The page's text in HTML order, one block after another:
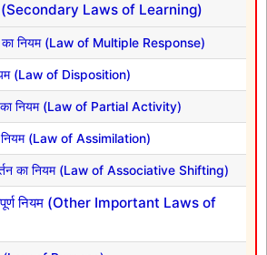
(Secondary Laws of Learning)
का नियम (Law of Multiple Response)
(Law of Disposition)
का नियम (Law of Partial Activity)
नियम (Law of Assimilation)
का नियम (Law of Associative Shifting)
नियम (Other Important Laws of